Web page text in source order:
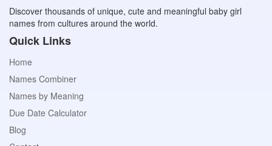
Discover thousands of unique, cute and meaningful baby girl
names from cultures around the world.
Quick Links
Home
Names Combiner
Names by Meaning
Due Date Calculator
Blog